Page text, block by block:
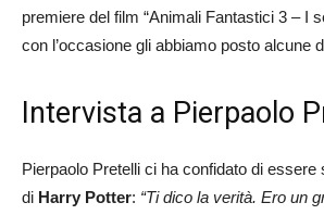
premiere del film “Animali Fantastici 3 – I
con l’occasione gli abbiamo posto alcune
Intervista a Pierpaolo
Pierpaolo Pretelli ci ha confidato di essere
di Harry Potter: “Ti dico la verità. Ero un